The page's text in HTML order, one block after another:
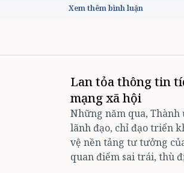
Xem thêm bình luận
Lan tỏa thông tin
mạng xã hội
Những năm qua, Thành
lãnh đạo, chỉ đạo triển
vệ nền tảng tư tưởng
quan điểm sai trái, thù